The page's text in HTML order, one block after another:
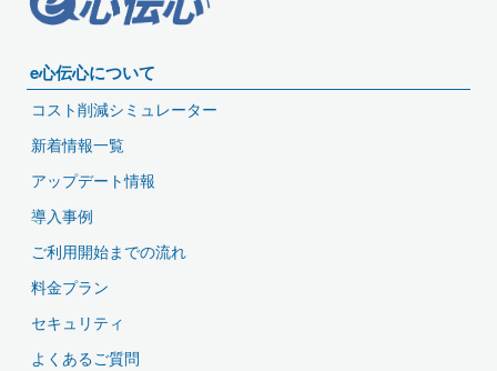
e心伝心について
コスト削減シミュレーター
新着情報一覧
アップデート情報
導入事例
ご利用開始までの流れ
料金プラン
セキュリティ
よくあるご質問